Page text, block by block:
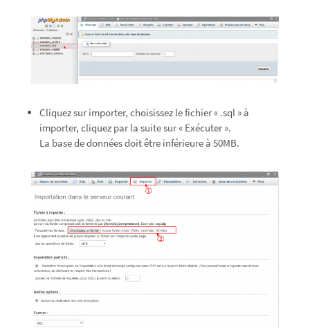
Cliquez sur importer, choisissez le fichier « .sql » à
importer, cliquez par la suite sur « Exécuter ».
La base de données doit être inférieure à 50MB.